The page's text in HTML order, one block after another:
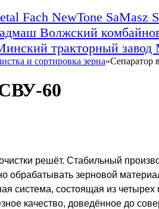
Fach NewTone SaMasz
Волжский
тракторный завод
и сортировка зерна»Сепаратор
60
решёт. Стабильный
обрабатывать зерновой
система, состоящая из
качество, доведённое до